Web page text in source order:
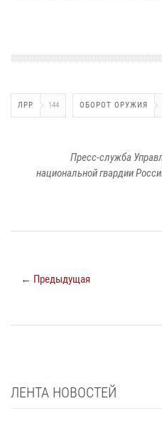
ЛРР 144 ОБОРОТ ОРУЖИЯ
Пресс-служба
национальной гвардии
← Предыдущая
ЛЕНТА НОВОСТЕЙ